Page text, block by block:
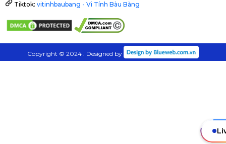
Tiktok: vitinhbaubang - Vi Tính Bàu Bàng
Copyright © 2024 . Designed by